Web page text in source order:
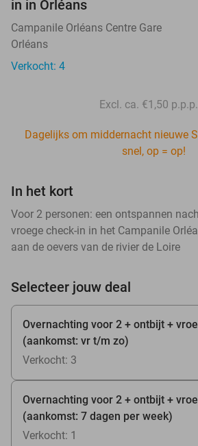
in in Orléans
Campanile Orléans Centre Gare
Orléans
Verkocht: 4
Excl. ca. €1,50
Dagelijks om middernacht nieuwe
snel, op = op!
In het kort
Voor 2 personen: een ontspannen
vroege check-in in het Campanile
aan de oevers van de rivier de Loire
Selecteer jouw deal
Overnachting voor 2 + ontbijt +
(aankomst: vr t/m zo)
Verkocht: 3
Overnachting voor 2 + ontbijt +
(aankomst: 7 dagen per week)
Verkocht: 1